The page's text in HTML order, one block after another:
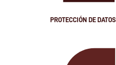
PROTECCIÓN DE DATOS